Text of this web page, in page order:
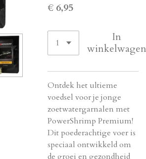
€ 6,95
In
winkelwagen
Ontdek het ultieme
voedsel voor je jonge
zoetwatergarnalen met
PowerShrimp Premium!
Dit poederachtige voer is
speciaal ontwikkeld om
de groei en gezondheid